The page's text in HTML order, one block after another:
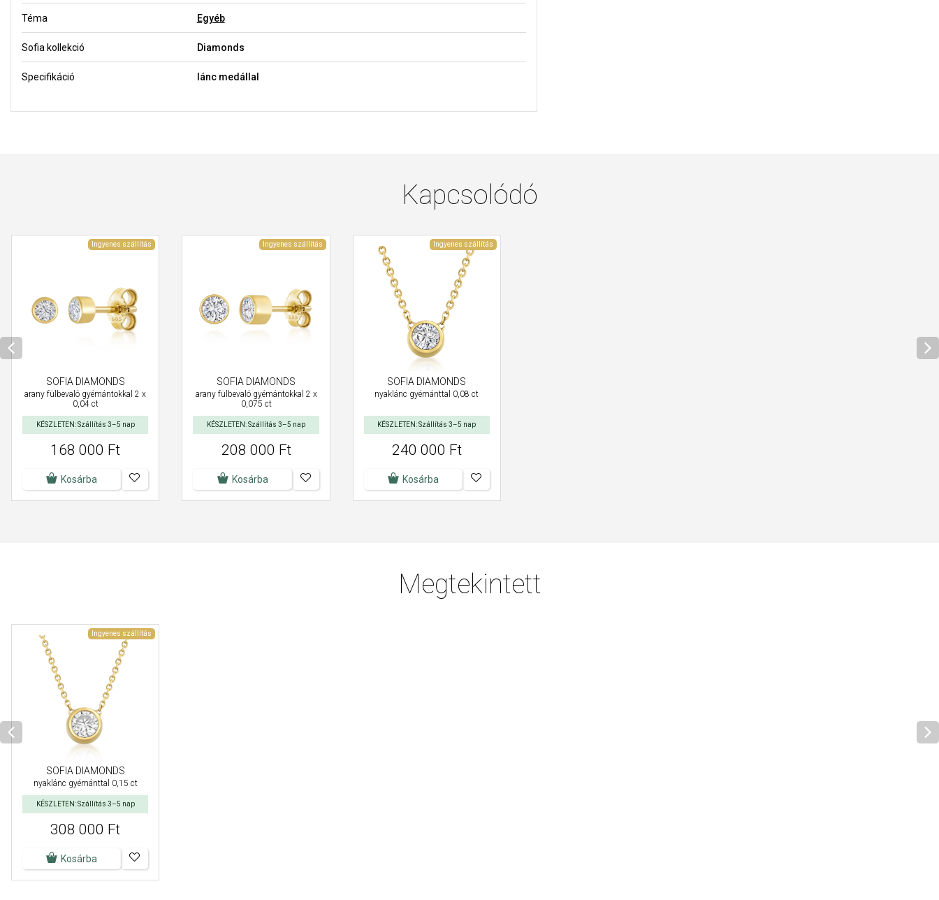
Téma Egyéb
Sofia kollekció Diamonds
Specifikáció lánc medállal
Kapcsolódó
Ingyenes szállítás
SOFIA DIAMONDS
arany fülbevaló gyémántokkal 2 x
0,04 ct
KÉSZLETEN: Szállítás 3–5 nap
168 000 Ft
Kosárba
Ingyenes szállítás
SOFIA DIAMONDS
arany fülbevaló gyémántokkal 2 x
0,075 ct
KÉSZLETEN: Szállítás 3–5 nap
208 000 Ft
Kosárba
Ingyenes szállítás
SOFIA DIAMONDS
nyaklánc gyémánttal 0,08 ct
KÉSZLETEN: Szállítás 3–5 nap
240 000 Ft
Kosárba
Megtekintett
Ingyenes szállítás
SOFIA DIAMONDS
nyaklánc gyémánttal 0,15 ct
KÉSZLETEN: Szállítás 3–5 nap
308 000 Ft
Kosárba